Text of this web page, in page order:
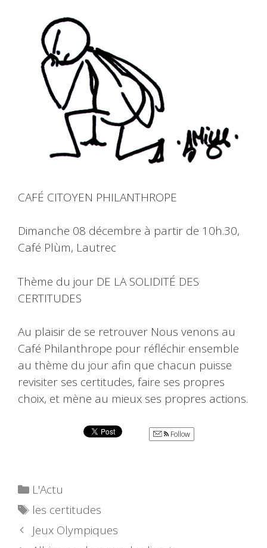
CAFÉ CITOYEN PHILANTHROPE
Dimanche 08 décembre à partir de 10h.30,
Café Plùm, Lautrec
Thème du jour DE LA SOLIDITÉ DES
CERTITUDES
Au plaisir de se retrouver Nous venons au
Café Philanthrope pour réfléchir ensemble
au thème du jour afin que chacun puisse
revisiter ses certitudes, faire ses propres
choix, et mène au mieux ses propres actions.
Follow
Catégories
L'Actu
Étiquettes
les certitudes
Jeux Olympiques